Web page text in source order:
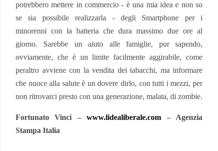
potrebbero mettere in commercio - è una mia idea e non so
se sia possibile realizzarla - degli Smartphone per i
minorenni con la batteria che dura massimo due ore al
giorno. Sarebbe un aiuto alle famiglie, pur sapendo,
ovviamente, che è un limite facilmente aggirabile, come
peraltro avviene con la vendita dei tabacchi, ma informare
che nuoce alla salute è un dovere dirlo, con tutti i mezzi, per
non ritrovarci presto con una generazione, malata, di zombie.
Fortunato Vinci –www.lidealiberale.com – Agenzia
Stampa Italia